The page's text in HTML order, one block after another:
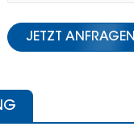
JETZT ANFRAGEN